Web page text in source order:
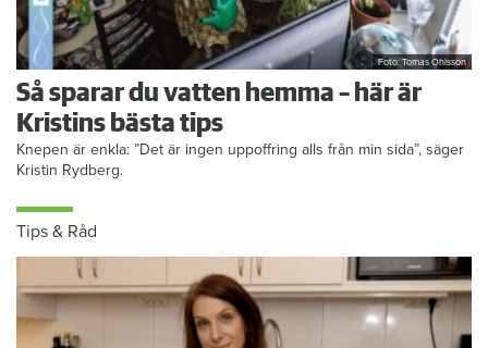
Foto: Tomas Ohlsson
Så sparar du vatten hemma – här är
Kristins bästa tips
Knepen är enkla: ”Det är ingen uppoffring alls från min sida”, säger
Kristin Rydberg.
Tips & Råd